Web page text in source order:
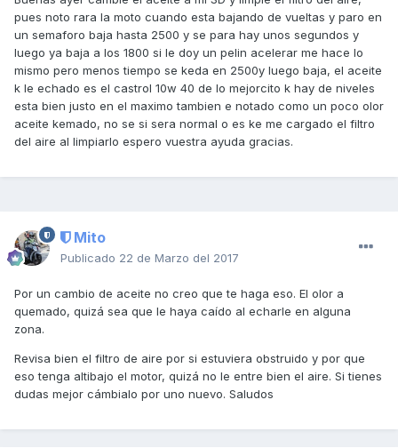
pues noto rara la moto cuando esta bajando de vueltas y paro en
un semaforo baja hasta 2500 y se para hay unos segundos y
luego ya baja a los 1800 si le doy un pelin acelerar me hace lo
mismo pero menos tiempo se keda en 2500y luego baja, el aceite
k le echado es el castrol 10w 40 de lo mejorcito k hay de niveles
esta bien justo en el maximo tambien e notado como un poco olor
aceite kemado, no se si sera normal o es ke me cargado el filtro
del aire al limpiarlo espero vuestra ayuda gracias.
Mito
Publicado 22 de Marzo del 2017
Por un cambio de aceite no creo que te haga eso. El olor a
quemado, quizá sea que le haya caído al echarle en alguna
zona.
Revisa bien el filtro de aire por si estuviera obstruido y por que
eso tenga altibajo el motor, quizá no le entre bien el aire. Si tienes
dudas mejor cámbialo por uno nuevo. Saludos